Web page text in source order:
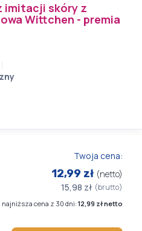
imitacji skóry z
Wittchen - premia
Twoja cena:
12,99 zł (netto)
15,98 zł (brutto)
najniższa cena z 30 dni:12,99 zł netto